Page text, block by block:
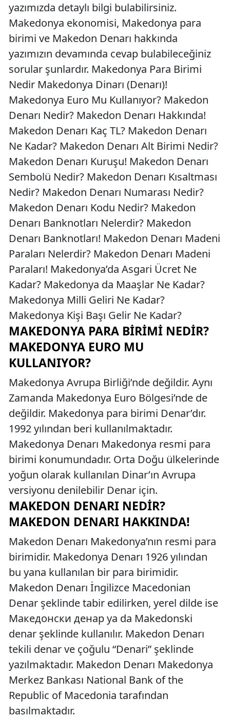
yazımızda detaylı bilgi bulabilirsiniz.
Makedonya ekonomisi, Makedonya para
birimi ve Makedon Denarı hakkında
yazımızın devamında cevap bulabileceğiniz
sorular şunlardır. Makedonya Para Birimi
Nedir Makedonya Dinarı (Denarı)!
Makedonya Euro Mu Kullanıyor? Makedon
Denarı Nedir? Makedon Denarı Hakkında!
Makedon Denarı Kaç TL? Makedon Denarı
Ne Kadar? Makedon Denarı Alt Birimi Nedir?
Makedon Denarı Kuruşu! Makedon Denarı
Sembolü Nedir? Makedon Denarı Kısaltması
Nedir? Makedon Denarı Numarası Nedir?
Makedon Denarı Kodu Nedir? Makedon
Denarı Banknotları Nelerdir? Makedon
Denarı Banknotları! Makedon Denarı Madeni
Paraları Nelerdir? Makedon Denarı Madeni
Paraları! Makedonya’da Asgari Ücret Ne
Kadar? Makedonya da Maaşlar Ne Kadar?
Makedonya Milli Geliri Ne Kadar?
Makedonya Kişi Başı Gelir Ne Kadar?
MAKEDONYA PARA BIRIMI NEDIR?
MAKEDONYA EURO MU
KULLANIYOR?
Makedonya Avrupa Birliği’nde değildir. Aynı
Zamanda Makedonya Euro Bölgesi’nde de
değildir. Makedonya para birimi Denar’dır.
1992 yılından beri kullanılmaktadır.
Makedonya Denarı Makedonya resmi para
birimi konumundadır. Orta Doğu ülkelerinde
yoğun olarak kullanılan Dinar’ın Avrupa
versiyonu denilebilir Denar için.
MAKEDON DENARI NEDIR?
MAKEDON DENARI HAKKINDA!
Makedon Denarı Makedonya’nın resmi para
birimidir. Makedonya Denarı 1926 yılından
bu yana kullanılan bir para birimidir.
Makedon Denarı İngilizce Macedonian
Denar şeklinde tabir edilirken, yerel dilde ise
Македонски денар ya da Makedonski
denar şeklinde kullanılır. Makedon Denarı
tekili denar ve çoğulu “Denari” şeklinde
yazılmaktadır. Makedon Denarı Makedonya
Merkez Bankası National Bank of the
Republic of Macedonia tarafından
basılmaktadır.